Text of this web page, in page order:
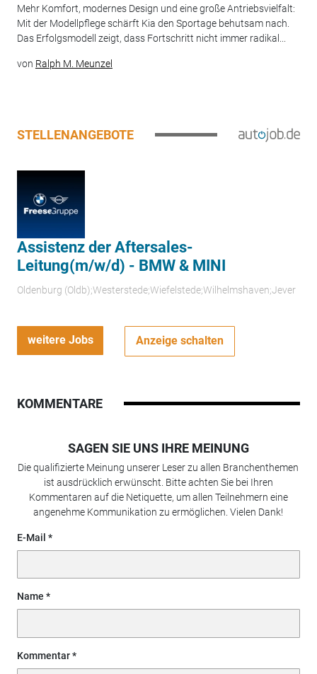
Mehr Komfort, modernes Design und eine große Antriebsvielfalt:
Mit der Modellpflege schärft Kia den Sportage behutsam nach.
Das Erfolgsmodell zeigt, dass Fortschritt nicht immer radikal...
von Ralph M. Meunzel
STELLENANGEBOTE
Assistenz der Aftersales-
Leitung(m/w/d) - BMW & MINI
Oldenburg (Oldb);Westerstede;Wiefelstede;Wilhelmshaven;Jever
weitere Jobs Anzeige schalten
KOMMENTARE
SAGEN SIE UNS IHRE MEINUNG
Die qualifizierte Meinung unserer Leser zu allen Branchenthemen
ist ausdrücklich erwünscht. Bitte achten Sie bei Ihren
Kommentaren auf die Netiquette, um allen Teilnehmern eine
angenehme Kommunikation zu ermöglichen. Vielen Dank!
E-Mail
Name
Kommentar